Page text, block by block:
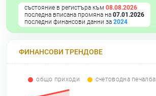
състояние в регистъра към 08.08.2026
последна вписана промяна на 07.01.2026
последни финансови данни за 2024
ФИНАНСОВИ ТРЕНДОВЕ
общо приходи счетоводна печалба